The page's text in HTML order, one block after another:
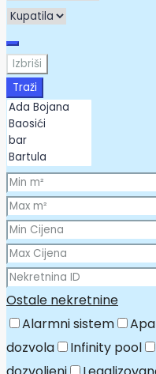
Izbriši
Traži
Ostale nekretnine
Alarmni sistem
dozvola
Infinity pool